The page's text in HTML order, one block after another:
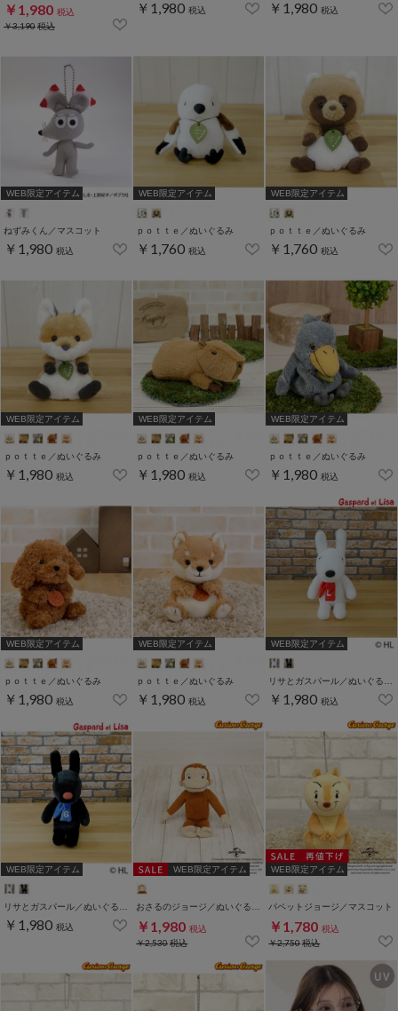
￥1,980 税込
￥3,190税込
￥1,980 税込 ￥1,980 税込
WEB限定アイテム
ねずみくん／マスコット
￥1,980 税込
WEB限定アイテム
ｐｏｔｔｅ／ぬいぐるみ
￥1,760 税込
WEB限定アイテム
ｐｏｔｔｅ／ぬいぐるみ
￥1,760 税込
WEB限定アイテム
ｐｏｔｔｅ／ぬいぐるみ
￥1,980 税込
WEB限定アイテム
ｐｏｔｔｅ／ぬいぐるみ
￥1,980 税込
WEB限定アイテム
ｐｏｔｔｅ／ぬいぐるみ
￥1,980 税込
WEB限定アイテム
ｐｏｔｔｅ／ぬいぐるみ
￥1,980 税込
WEB限定アイテム
ｐｏｔｔｅ／ぬいぐるみ
￥1,980 税込
WEB限定アイテム
リサとガスパール／ぬいぐるみＳ
￥1,980 税込
WEB限定アイテム
￥1,980 税込
WEB限定アイテム
￥1,980 税込
￥2,530税込
WEB限定アイテム
パペットジョージ／マスコット
￥1,780 税込
￥2,750税込